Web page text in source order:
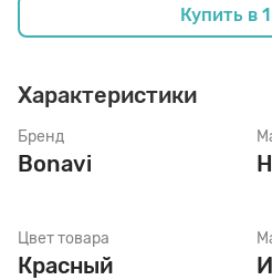
Купить в
Характеристики
Бренд
Bonavi
Цвет товара
Красный
Салфетки
Стельки
Щетки